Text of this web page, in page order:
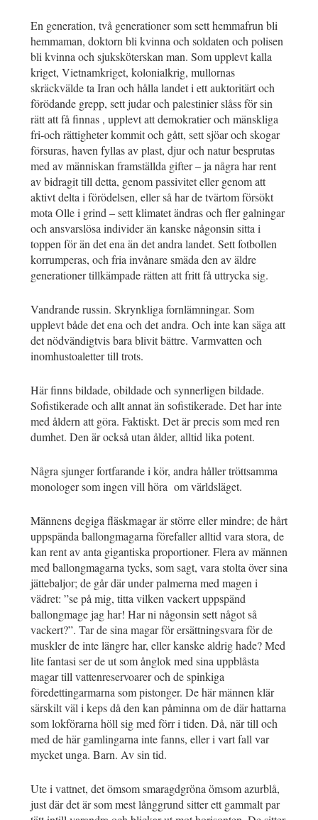
En generation, två generationer som sett hemmafrun bli
hemmaman, doktorn bli kvinna och soldaten och polisen
bli kvinna och sjuksköterskan man. Som upplevt kalla
kriget, Vietnamkriget, kolonialkrig, mullornas
skräckvälde ta Iran och hålla landet i ett auktoritärt och
förödande grepp, sett judar och palestinier slåss för sin
rätt att få finnas , upplevt att demokratier och mänskliga
fri-och rättigheter kommit och gått, sett sjöar och skogar
försuras, haven fyllas av plast, djur och natur besprutas
med av människan framställda gifter – ja några har rent
av bidragit till detta, genom passivitet eller genom att
aktivt delta i förödelsen, eller så har de tvärtom försökt
mota Olle i grind – sett klimatet ändras och fler galningar
och ansvarslösa individer än kanske någonsin sitta i
toppen för än det ena än det andra landet. Sett fotbollen
korrumperas, och fria invånare smäda den av äldre
generationer tillkämpade rätten att fritt få uttrycka sig.
Vandrande russin. Skrynkliga fornlämningar. Som
upplevt både det ena och det andra. Och inte kan säga att
det nödvändigtvis bara blivit bättre. Varmvatten och
inomhustoaletter till trots.
Här finns bildade, obildade och synnerligen bildade.
Sofistikerade och allt annat än sofistikerade. Det har inte
med åldern att göra. Faktiskt. Det är precis som med ren
dumhet. Den är också utan ålder, alltid lika potent.
Några sjunger fortfarande i kör, andra håller tröttsamma
monologer som ingen vill höra om världsläget.
Männens degiga fläskmagar är större eller mindre; de hårt
uppspända ballongmagarna förefaller alltid vara stora, de
kan rent av anta gigantiska proportioner. Flera av männen
med ballongmagarna tycks, som sagt, vara stolta över sina
jättebaljor; de går där under palmerna med magen i
vädret: ”se på mig, titta vilken vackert uppspänd
ballongmage jag har! Har ni någonsin sett något så
vackert?”. Tar de sina magar för ersättningsvara för de
muskler de inte längre har, eller kanske aldrig hade? Med
lite fantasi ser de ut som ånglok med sina uppblåsta
magar till vattenreservoarer och de spinkiga
föredettingarmarna som pistonger. De här männen klär
särskilt väl i keps då den kan påminna om de där hattarna
som lokförarna höll sig med förr i tiden. Då, när till och
med de här gamlingarna inte fanns, eller i vart fall var
mycket unga. Barn. Av sin tid.
Ute i vattnet, det ömsom smaragdgröna ömsom azurblå,
just där det är som mest långgrund sitter ett gammalt par